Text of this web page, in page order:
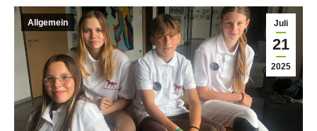
Juli
21
2025
Allgemein